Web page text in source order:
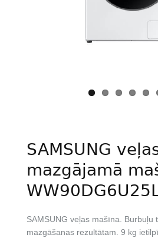
SAMSUNG
mazgājamā
SAMSUNG veļas mašīna. Burbuļu
mazgāšanas rezultātam. 9 kg